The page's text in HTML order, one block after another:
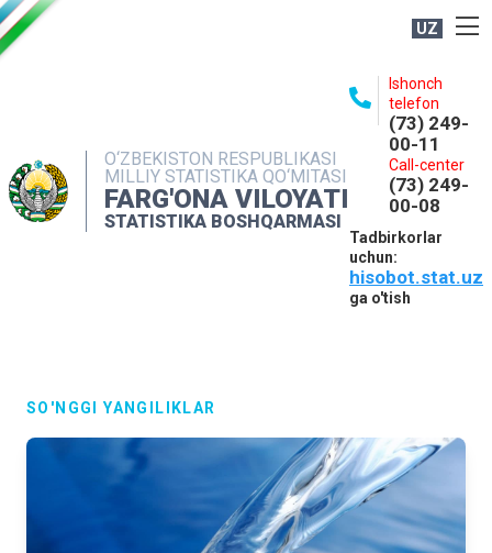
UZ
O‘ZBEKISTON RESPUBLIKASI
MILLIY STATISTIKA QO‘MITASI
FARG'ONA VILOYATI
STATISTIKA BOSHQARMASI
Ishonch
telefon
(73) 249-
00-11
Call-center
(73) 249-
00-08
Tadbirkorlar
uchun:
hisobot.stat.uz
ga o'tish
NASHRLAR
INTERAKTIV XIZMATLAR
MATBUOT XIZMATI
SO'NGGI YANGILIKLAR